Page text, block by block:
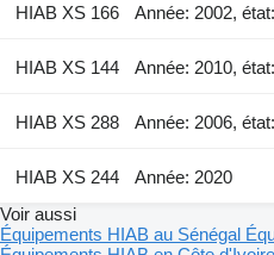
HIAB XS 166 Année: 2002,
HIAB XS 144 Année: 2010,
HIAB XS 288 Année: 2006,
HIAB XS 244 Année: 2020
Voir aussi
Équipements HIAB au Sénégal